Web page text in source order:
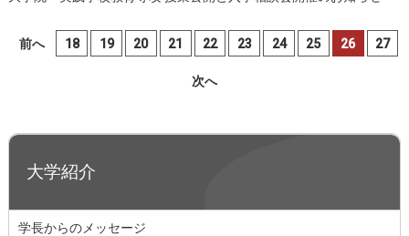
前へ 18 19 20 21 22 23 24 25 26 27
次へ
大学紹介
学長からのメッセージ